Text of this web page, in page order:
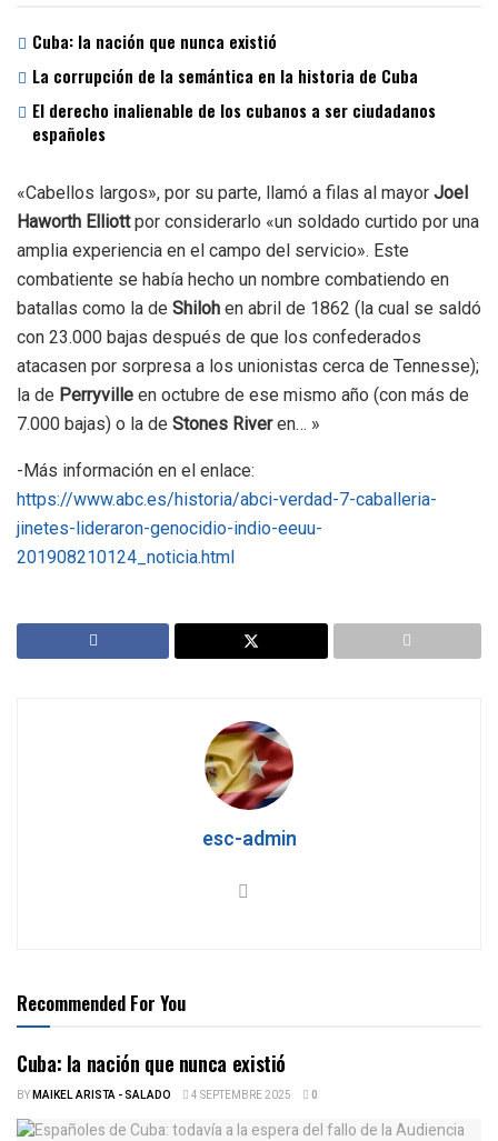
Cuba: la nación que nunca existió
La corrupción de la semántica en la historia de Cuba
El derecho inalienable de los cubanos a ser ciudadanos
españoles
«Cabellos largos», por su parte, llamó a filas al mayor Joel
Haworth Elliottpor considerarlo «un soldado curtido por una
amplia experiencia en el campo del servicio». Este
combatiente se había hecho un nombre combatiendo en
batallas como la de Shiloh en abril de 1862 (la cual se saldó
con 23.000 bajas después de que los confederados
atacasen por sorpresa a los unionistas cerca de Tennesse);
la de Perryville en octubre de ese mismo año (con más de
7.000 bajas) o la de Stones Riveren… »
-Más información en el enlace:
https://www.abc.es/historia/abci-verdad-7-caballeria-
jinetes-lideraron-genocidio-indio-eeuu-
201908210124_noticia.html
esc-admin
Recommended For You
Cuba: la nación que nunca existió
BYMAIKEL ARISTA - SALADO 4 SEPTEMBRE 2025 0